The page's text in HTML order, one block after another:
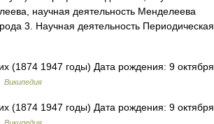
научная деятельность Менделеева
3. Научная деятельность Периодическая
(1874 1947 годы) Дата рождения: 9 октября
Википедия
(1874 1947 годы) Дата рождения: 9 октября